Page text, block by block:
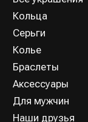
Все права защищены
Политика
Оферта